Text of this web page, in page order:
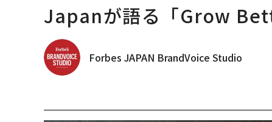
Japanが語る「Grow
Forbes JAPAN BrandVoice Studio